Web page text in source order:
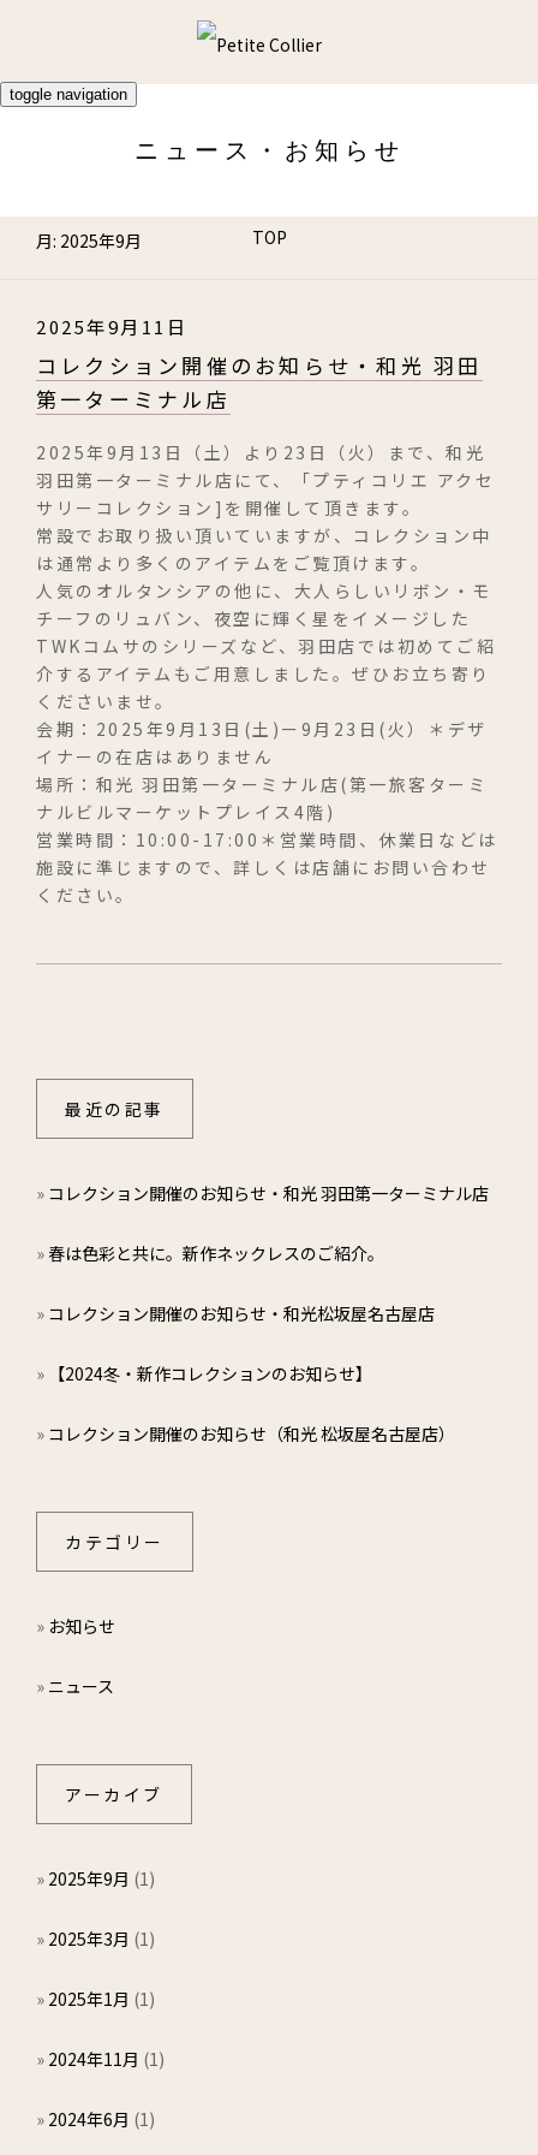
toggle navigation
TOP
商品ラインナップ
ビジュ・ド・クチュール
ビジュ・ア・ラ・モード
オンラインショップ
和光のオンラインストアへ遷移します
修理・メンテナンス
サンク・セゾン
マレット
ブログ
ニュース・お知らせ
月: 2025年9月
2025年9月11日
コレクション開催のお知らせ・和光 羽田
第一ターミナル店
2025年9月13日（土）より23日（火）まで、和光
羽田第一ターミナル店にて、「プティコリエ アクセ
サリーコレクション]を開催して頂きます。
常設でお取り扱い頂いていますが、コレクション中
は通常より多くのアイテムをご覧頂けます。
人気のオルタンシアの他に、大人らしいリボン・モ
チーフのリュバン、夜空に輝く星をイメージした
TWKコムサのシリーズなど、羽田店では初めてご紹
介するアイテムもご用意しました。ぜひお立ち寄り
くださいませ。
会期：2025年9月13日(土)ー9月23日(火）＊デザ
イナーの在店はありません
場所：和光 羽田第一ターミナル店(第一旅客ターミ
ナルビルマーケットプレイス4階)
営業時間：10:00-17:00＊営業時間、休業日などは
施設に準じますので、詳しくは店舗にお問い合わせ
ください。
最近の記事
» コレクション開催のお知らせ・和光 羽田第一ターミナル店
» 春は色彩と共に。新作ネックレスのご紹介。
» コレクション開催のお知らせ・和光松坂屋名古屋店
» 【2024冬・新作コレクションのお知らせ】
» コレクション開催のお知らせ（和光 松坂屋名古屋店）
カテゴリー
» お知らせ
» ニュース
アーカイブ
» 2025年9月 (1)
» 2025年3月 (1)
» 2025年1月 (1)
» 2024年11月 (1)
» 2024年6月 (1)